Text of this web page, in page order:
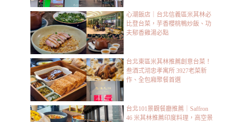
心潮飯店｜台北信義區米其林必
比登台菜，芋香櫻桃鴨炒飯、功
夫郁香雞湯必點
台北東區米其林推薦創意台菜！
叁酒弍沏忠孝寓所 3927老菜新
作、全包廂聚餐首選
台北101景觀餐廳推薦｜Saffron
46 米其林推薦印度料理，高空景